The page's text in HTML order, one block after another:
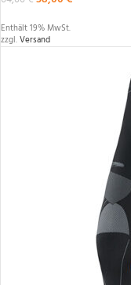
Enthält 19% MwSt.
zzgl.Versand